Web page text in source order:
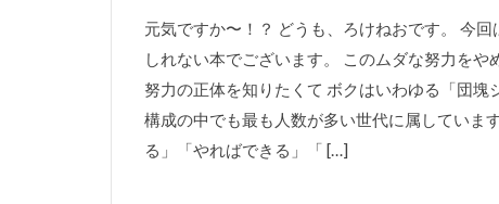
元気ですか〜！？ どうも、ろけねおです。 今
しれない本でございます。 このムダな努力を
努力の正体を知りたくて ボクはいわゆる「団
構成の中でも最も人数が多い世代に属していま
る」「やればできる」「 […]